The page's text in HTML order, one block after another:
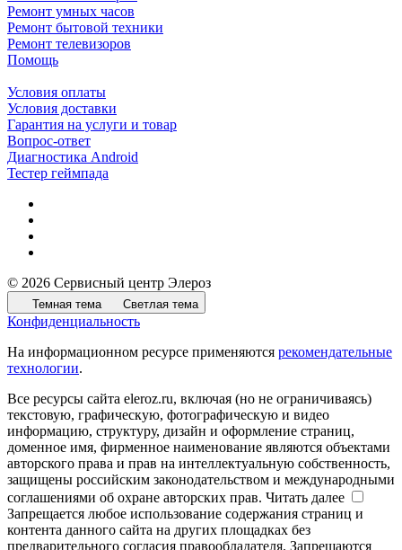
Ремонт умных часов
Ремонт бытовой техники
Ремонт телевизоров
Помощь
Условия оплаты
Условия доставки
Гарантия на услуги и товар
Вопрос-ответ
Диагностика Android
Тестер геймпада
© 2026 Сервисный центр Элероз
Темная тема Светлая тема
Конфиденциальность
На информационном ресурсе применяются рекомендательные
технологии.
Все ресурсы сайта eleroz.ru, включая (но не ограничиваясь)
текстовую, графическую, фотографическую и видео
информацию, структуру, дизайн и оформление страниц,
доменное имя, фирменное наименование являются объектами
авторского права и прав на интеллектуальную собственность,
защищены российским законодательством и международными
соглашениями об охране авторских прав. Читать далее
Запрещается любое использование содержания страниц и
контента данного сайта на других площадках без
предварительного согласия правообладателя. Запрещаются